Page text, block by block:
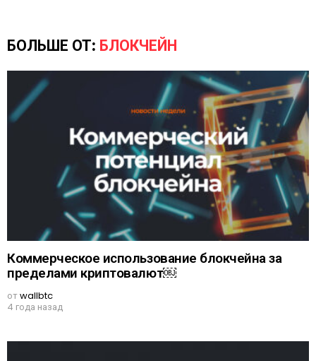
БОЛЬШЕ ОТ: БЛОКЧЕЙН
Коммерческое использование блокчейна за
пределами криптовалют￼
отwallbtc
4 года назад